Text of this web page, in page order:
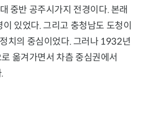
중반 공주시가지 전경이다. 본래
있었다. 그리고 충청남도 도청이
치의 중심이었다. 그러나 1932년
옮겨가면서 차츰 중심권에서